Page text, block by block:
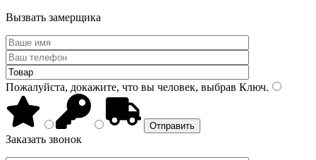
Вызвать замерщика
Пожалуйста, докажите, что вы человек, выбрав Ключ.
Заказать звонок